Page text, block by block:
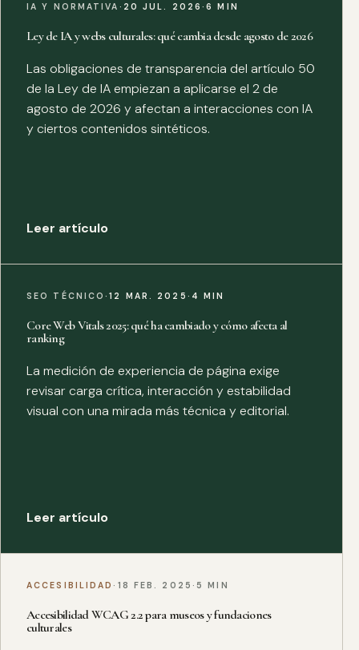
IA Y NORMATIVA · 20 JUL. 2026·6 MIN
Ley de IA y webs culturales: qué cambia desde agosto de 2026
Las obligaciones de transparencia del artículo 50
de la Ley de IA empiezan a aplicarse el 2 de
agosto de 2026 y afectan a interacciones con IA
y ciertos contenidos sintéticos.
Leer artículo
SEO TÉCNICO·12 MAR. 2025 · 4 MIN
Core Web Vitals 2025: qué ha cambiado y cómo afecta al
ranking
La medición de experiencia de página exige
revisar carga crítica, interacción y estabilidad
visual con una mirada más técnica y editorial.
Leer artículo
ACCESIBILIDAD · 18 FEB. 2025 · 5 MIN
Accesibilidad WCAG 2.2 para museos y fundaciones
culturales